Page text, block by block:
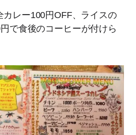
カレー100円OFF、ライスの
で食後のコーヒーが付けら